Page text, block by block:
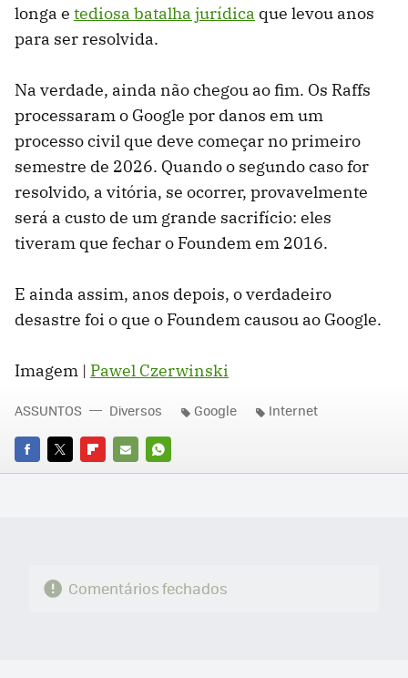
longa e tediosa batalha jurídica que levou anos
para ser resolvida.
Na verdade, ainda não chegou ao fim. Os Raffs
processaram o Google por danos em um
processo civil que deve começar no primeiro
semestre de 2026. Quando o segundo caso for
resolvido, a vitória, se ocorrer, provavelmente
será a custo de um grande sacrifício: eles
tiveram que fechar o Foundem em 2016.
E ainda assim, anos depois, o verdadeiro
desastre foi o que o Foundem causou ao Google.
Imagem | Pawel Czerwinski
FACEBOOK
TWITTERFLIPBOARD
E-
WHATSAPP
ASSUNTOS Diversos Google Internet
Comentários fechados